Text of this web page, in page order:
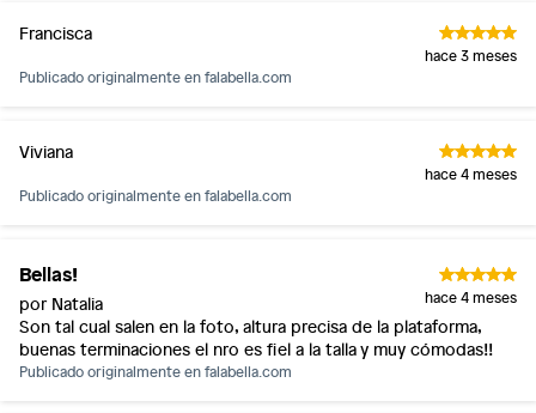
Francisca
hace 3 meses
Publicado originalmente enfalabella.com
Viviana
hace 4 meses
Publicado originalmente enfalabella.com
Bellas!
por Natalia hace 4 meses
Son tal cual salen en la foto, altura precisa de la plataforma,
buenas terminaciones el nro es fiel a la talla y muy cómodas!!
Publicado originalmente enfalabella.com